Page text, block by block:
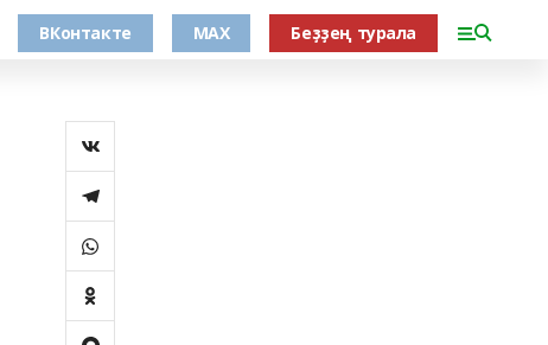
ВКонтакте MAX Беҙҙең турала